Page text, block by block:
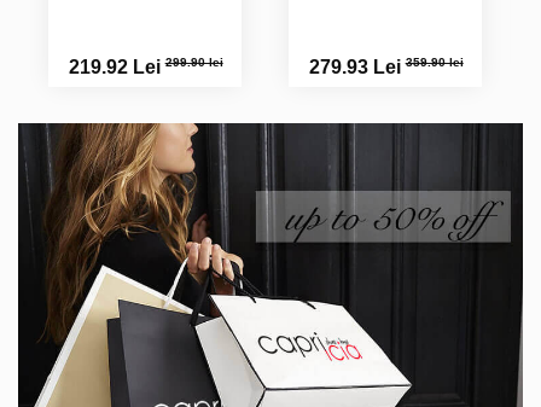
219.92 Lei299.90 lei 279.93 Lei359.90 lei